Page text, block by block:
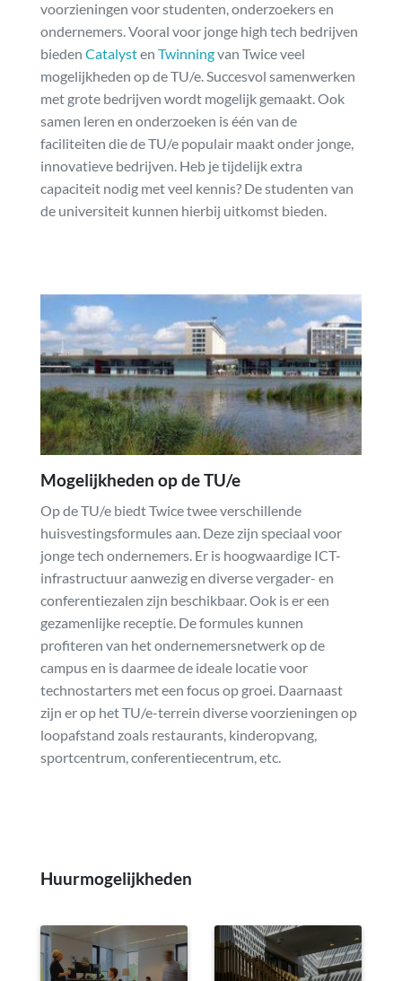
voorzieningen voor studenten, onderzoekers en
ondernemers. Vooral voor jonge high tech bedrijven
bieden Catalysten Twinningvan Twice veel
mogelijkheden op de TU/e. Succesvol samenwerken
met grote bedrijven wordt mogelijk gemaakt. Ook
samen leren en onderzoeken is één van de
faciliteiten die de TU/e populair maakt onder jonge,
innovatieve bedrijven. Heb je tijdelijk extra
capaciteit nodig met veel kennis? De studenten van
de universiteit kunnen hierbij uitkomst bieden.
Mogelijkheden op de TU/e
Op de TU/e biedt Twice twee verschillende
huisvestingsformules aan. Deze zijn speciaal voor
jonge tech ondernemers. Er is hoogwaardige ICT-
infrastructuur aanwezig en diverse vergader- en
conferentiezalen zijn beschikbaar. Ook is er een
gezamenlijke receptie. De formules kunnen
profiteren van het ondernemersnetwerk op de
campus en is daarmee de ideale locatie voor
technostarters met een focus op groei. Daarnaast
zijn er op het TU/e-terrein diverse voorzieningen op
loopafstand zoals restaurants, kinderopvang,
sportcentrum, conferentiecentrum, etc.
Huurmogelijkheden